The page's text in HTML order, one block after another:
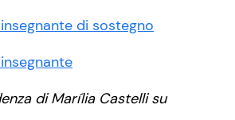
di sostegno
di Marília Castelli su